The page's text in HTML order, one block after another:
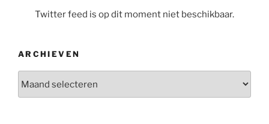
Twitter feed is op dit moment niet beschikbaar.
ARCHIEVEN